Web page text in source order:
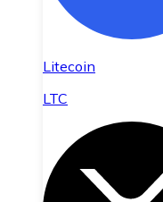
Litecoin
LTC